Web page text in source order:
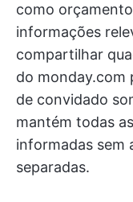
como
informações
compartilhar
do monday.com
de convidado
mantém todas
informadas sem
separadas.